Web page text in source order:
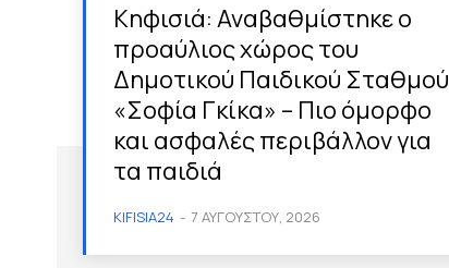
Κηφισιά: Αναβαθμίστηκε ο
προαύλιος χώρος του
Δημοτικού Παιδικού Σταθμού
«Σοφία Γκίκα» – Πιο όμορφο
και ασφαλές περιβάλλον για
τα παιδιά
KIFISIA24 - 7 ΑΥΓΟΎΣΤΟΥ, 2026